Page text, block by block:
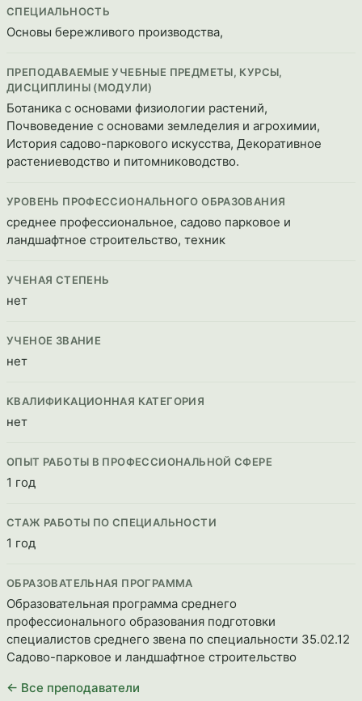
СПЕЦИАЛЬНОСТЬ
Основы бережливого производства,
ПРЕПОДАВАЕМЫЕ УЧЕБНЫЕ ПРЕДМЕТЫ, КУРСЫ,
ДИСЦИПЛИНЫ (МОДУЛИ)
Ботаника с основами физиологии растений,
Почвоведение с основами земледелия и агрохимии,
История садово-паркового искусства, Декоративное
растениеводство и питомниководство.
УРОВЕНЬ ПРОФЕССИОНАЛЬНОГО ОБРАЗОВАНИЯ
среднее профессиональное, садово парковое и
ландшафтное строительство, техник
УЧЕНАЯ СТЕПЕНЬ
нет
УЧЕНОЕ ЗВАНИЕ
нет
КВАЛИФИКАЦИОННАЯ КАТЕГОРИЯ
нет
ОПЫТ РАБОТЫ В ПРОФЕССИОНАЛЬНОЙ СФЕРЕ
1 год
СТАЖ РАБОТЫ ПО СПЕЦИАЛЬНОСТИ
1 год
ОБРАЗОВАТЕЛЬНАЯ ПРОГРАММА
Образовательная программа среднего
профессионального образования подготовки
специалистов среднего звена по специальности 35.02.12
Садово-парковое и ландшафтное строительство
← Все преподаватели